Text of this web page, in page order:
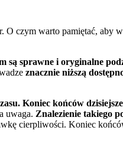
czym warto pamiętać, aby
są sprawne i oryginalne
znacznie niższą
Koniec końców
uwaga. Znalezienie takiego
cierpliwości. Koniec